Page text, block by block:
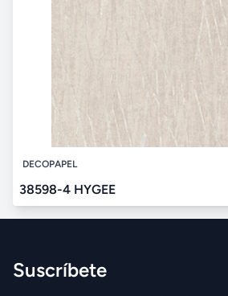
DECOPAPEL
38598-4 HYGEE
Suscríbete